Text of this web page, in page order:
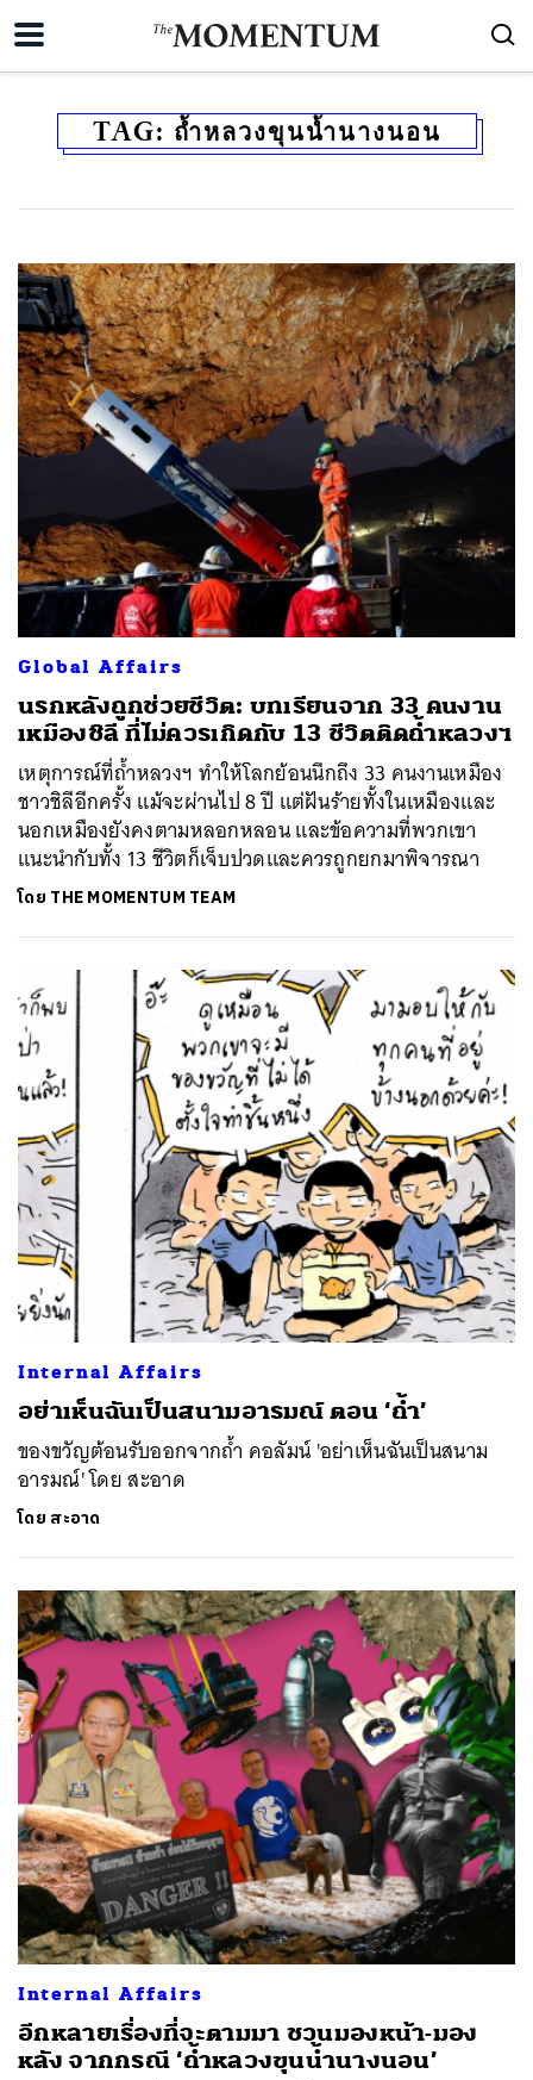
TAG: ถ้ำหลวงขุนน้ำนางนอน
Global Affairs
นรกหลังถูกช่วยชีวิต: บทเรียนจาก 33 คนงาน
เหมืองชิลี ที่ไม่ควรเกิดกับ 13 ชีวิตติดถ้ำหลวงฯ
เหตุการณ์ที่ถ้ำหลวงฯ ทำให้โลกย้อนนึกถึง 33 คนงานเหมือง
ชาวชิลีอีกครั้ง แม้จะผ่านไป 8 ปี แต่ฝันร้ายทั้งในเหมืองและ
นอกเหมืองยังคงตามหลอกหลอน และข้อความที่พวกเขา
แนะนำกับทั้ง 13 ชีวิตก็เจ็บปวดและควรถูกยกมาพิจารณา
โดย THE MOMENTUM TEAM
Internal Affairs
อย่าเห็นฉันเป็นสนามอารมณ์ ตอน ‘ถ้ำ’
ของขวัญต้อนรับออกจากถ้ำ คอลัมน์ 'อย่าเห็นฉันเป็นสนาม
อารมณ์' โดย สะอาด
โดย สะอาด
Internal Affairs
อีกหลายเรื่องที่จะตามมา ชวนมองหน้า-มอง
หลัง จากกรณี ‘ถ้ำหลวงขุนน้ำนางนอน’
SHARE TWEET LINE EMAIL